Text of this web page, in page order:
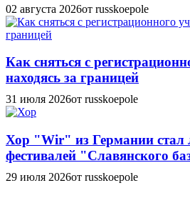
02 августа 2026от russkoepole
Как сняться с
находясь за границей
31 июля 2026от russkoepole
Хор "Wir" из Германии стал
фестивалей "Славянского
29 июля 2026от russkoepole